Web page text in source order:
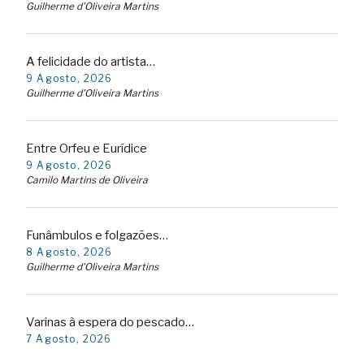
Guilherme d'Oliveira Martins
A felicidade do artista…
9 Agosto, 2026
Guilherme d'Oliveira Martins
Entre Orfeu e Eurídice
9 Agosto, 2026
Camilo Martins de Oliveira
Funâmbulos e folgazões…
8 Agosto, 2026
Guilherme d'Oliveira Martins
Varinas à espera do pescado…
7 Agosto, 2026